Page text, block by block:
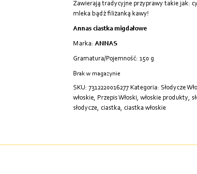
Zawierają tradycyjne przyprawy takie jak:
mleka bądź filiżanką kawy!
Annas ciastka migdałowe
Marka:ANNAS
Gramatura/Pojemność: 150 g
Brak w magazynie
SKU:7312220016277 Kategoria: Słodycze
włoskie, Przepis Włoski,włoskie produkty,
słodycze, ciastka, ciastka włoskie